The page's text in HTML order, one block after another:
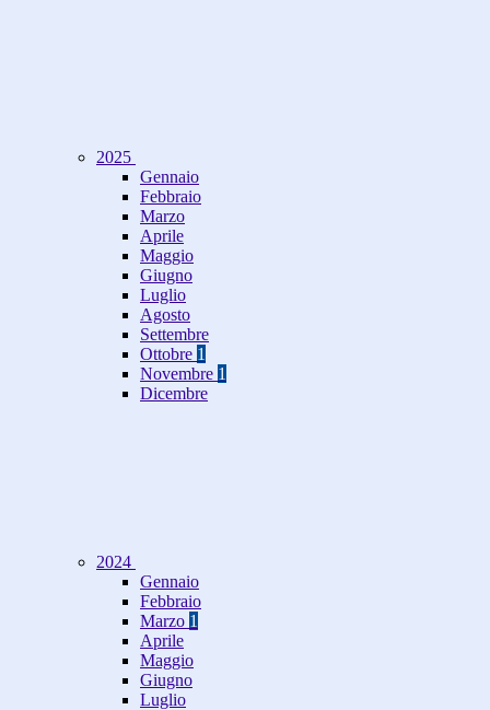
2025
Gennaio
Febbraio
Marzo
Aprile
Maggio
Giugno
Luglio
Agosto
Settembre
Ottobre 1
Novembre 1
Dicembre
2024
Gennaio
Febbraio
Marzo 1
Aprile
Maggio
Giugno
Luglio